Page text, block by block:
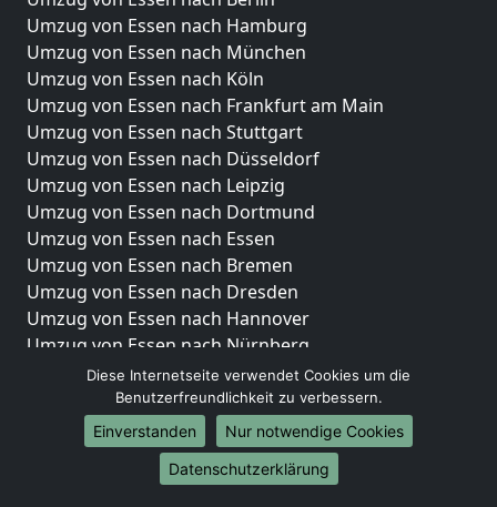
Umzug von Essen nach Hamburg
Umzug von Essen nach München
Umzug von Essen nach Köln
Umzug von Essen nach Frankfurt am Main
Umzug von Essen nach Stuttgart
Umzug von Essen nach Düsseldorf
Umzug von Essen nach Leipzig
Umzug von Essen nach Dortmund
Umzug von Essen nach Essen
Umzug von Essen nach Bremen
Umzug von Essen nach Dresden
Umzug von Essen nach Hannover
Umzug von Essen nach Nürnberg
Umzug von Essen nach Duisburg
Umzug von Essen nach Bochum
Umzug von Essen nach Wuppertal
Umzug von Essen nach Bielefeld
Umzug von Essen nach Bonn
Diese Internetseite verwendet Cookies um die
Benutzerfreundlichkeit zu verbessern.
Einverstanden
Nur notwendige Cookies
Datenschutzerklärung